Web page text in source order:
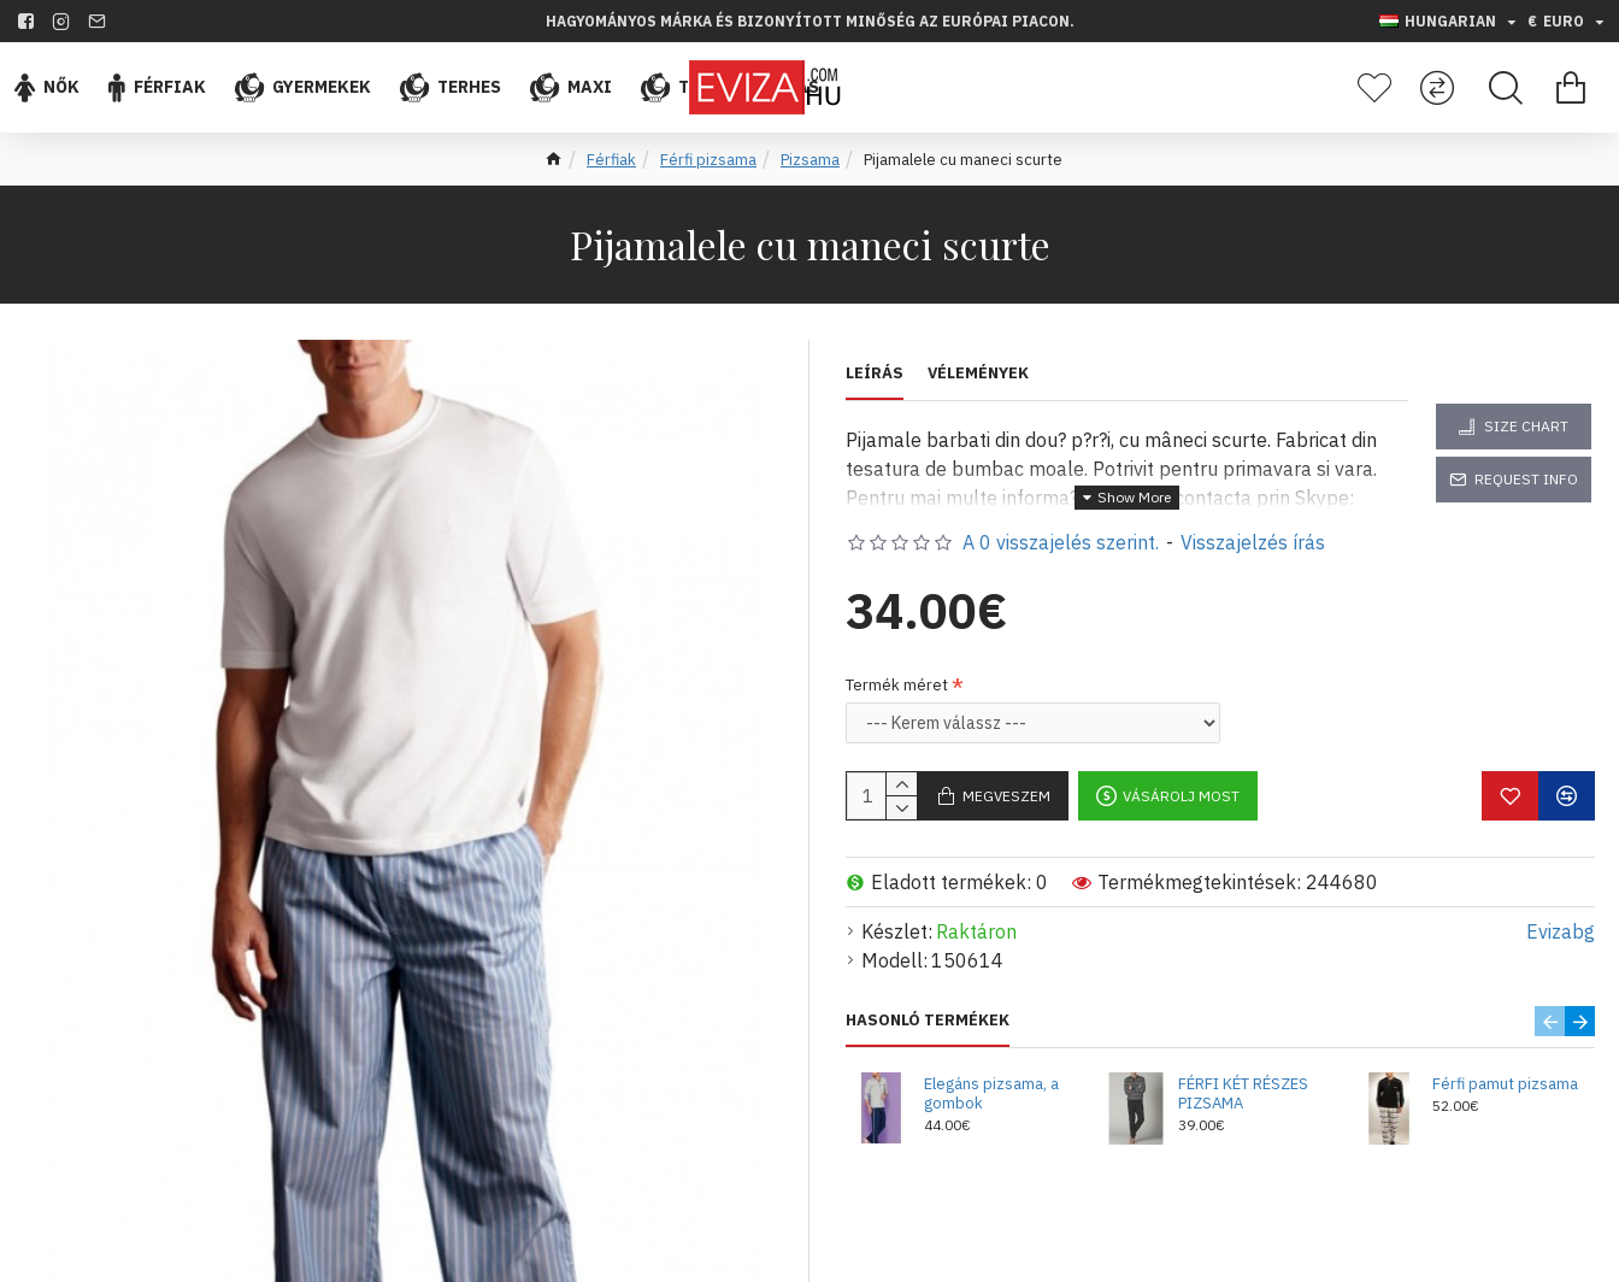
HAGYOMÁNYOS MÁRKA ÉS BIZONYÍTOTT MINŐSÉG AZ EURÓPAI PIACON. HUNGARIAN € EURO
NŐK FÉRFIAK GYERMEKEK TERHES MAXI TÖBB ELADÁS
Férfiak Férfi pizsama Pizsama Pijamalele cu maneci scurte
Pijamalele cu maneci scurte
LEÍRÁS VÉLEMÉNYEK
Pijamale barbati din dou? p?r?i, cu mâneci scurte. Fabricat din
tesatura de bumbac moale. Potrivit pentru primavara si vara.
Pentru mai multe informa?ii ne pute?i contacta prin Skype:
0888756677. Összetétel: 95% bumbac, 5% spandex. Pentru
SIZE CHART
REQUEST INFO
Készlet: Raktáron
Modell: 150614
Evizabg
Eladott termékek: 0 Termékmegtekintések: 244680
A 0 visszajelés szerint. - Visszajelzés írás
34.00€
Termék méret
MEGVESZEM VÁSÁROLJ MOST
HASONLÓ TERMÉKEK
Elegáns pizsama, a
gombok
44.00€
FÉRFI KÉT RÉSZES
PIZSAMA
39.00€
Férfi pamut pizsama
52.00€